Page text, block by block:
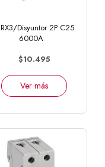
RX3/Disyuntor 2P C25
6000A
$10.495
Ver más